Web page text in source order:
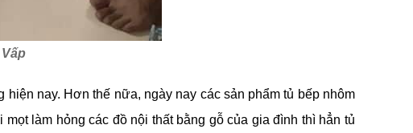
nay. Hơn thế nữa, ngày nay các sản phẩm tủ bếp nhôm
làm hỏng các đồ nội thất bằng gỗ của gia đình thì hẳn tủ